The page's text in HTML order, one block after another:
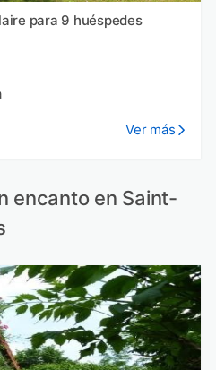
para 9 huéspedes
Ver más
encanto en Saint-